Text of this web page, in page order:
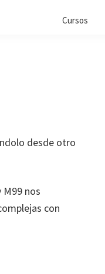
Cursos
desde otro
nos
con